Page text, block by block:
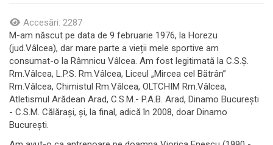
Accesări: 2287
M-am născut pe data de 9 februarie 1976, la Horezu
(jud.Vâlcea), dar mare parte a vieții mele sportive am
consumat-o la Râmnicu Vâlcea. Am fost legitimată la C.S.Ş.
Rm.Vâlcea, L.P.S. Rm.Vâlcea, Liceul „Mircea cel Bătrân”
Rm.Vâlcea, Chimistul Rm.Vâlcea, OLTCHIM Rm.Vâlcea,
Atletismul Arădean Arad, C.S.M.- P.A.B. Arad, Dinamo Bucureşti
- C.S.M. Călăraşi, și, la final, adică în 2008, doar Dinamo
Bucureşti.